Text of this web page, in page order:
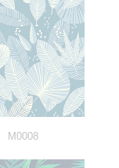
M0008